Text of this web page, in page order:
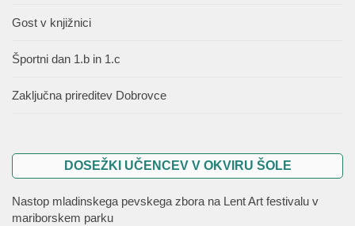
Gost v knjižnici
Športni dan 1.b in 1.c
Zaključna prireditev Dobrovce
DOSEŽKI UČENCEV V OKVIRU ŠOLE
Nastop mladinskega pevskega zbora na Lent Art festivalu v
mariborskem parku